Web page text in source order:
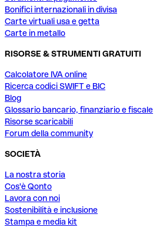
Bonifici internazionali in divisa
Carte virtuali usa e getta
Carte in metallo
RISORSE & STRUMENTI GRATUITI
Calcolatore IVA online
Ricerca codici SWIFT e BIC
Blog
Glossario bancario, finanziario e fiscale
Risorse scaricabili
Forum della community
SOCIETÀ
La nostra storia
Cos'è Qonto
Lavora con noi
Sostenibilità e inclusione
Stampa e media kit